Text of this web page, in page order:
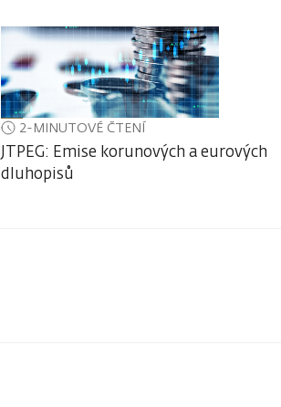
2-MINUTOVÉ ČTENÍ
JTPEG: Emise korunových a eurových
dluhopisů